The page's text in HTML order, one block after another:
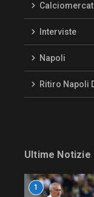
Interviste
Napoli
Ritiro Napoli
Ultime Notizie
1